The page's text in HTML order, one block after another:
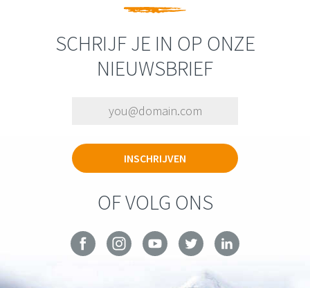
SCHRIJF JE IN OP ONZE
NIEUWSBRIEF
OF VOLG ONS